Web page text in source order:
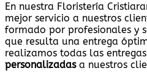
En nuestra Floristería
mejor servicio a nuestros
formado por profesionales y
que resulta una entrega
realizamos todas las
personalizadasa nuestros